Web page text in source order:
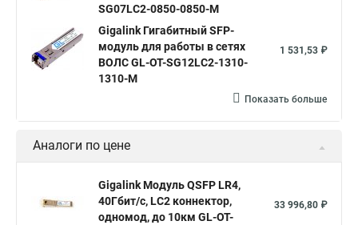
SG07LC2-0850-0850-M
Gigalink Гигабитный SFP-
модуль для работы в сетях
ВОЛС GL-OT-SG12LC2-1310-
1310-M
1 531,53 ₽
Показать больше
Аналоги по цене
Gigalink Модуль QSFP LR4,
40Гбит/c, LC2 коннектор,
одномод, до 10км GL-OT-
33 996,80 ₽